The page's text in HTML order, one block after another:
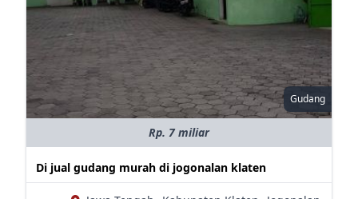
Gudang
Rp. 7 miliar
Di jual gudang murah di jogonalan klaten